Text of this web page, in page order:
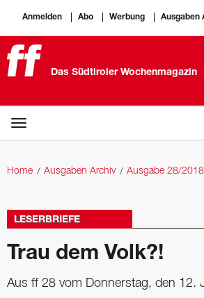
Anmelden Abo Werbung Ausgaben
Das Südtiroler Wochenmagazin
Home Ausgaben Archiv Ausgabe 28/2018
LESERBRIEFE
Trau dem Volk?!
Aus ff 28 vom Donnerstag, den 12.